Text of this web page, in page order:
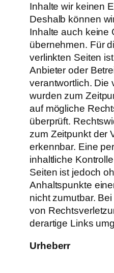
Inhalte wir keinen
Deshalb können
Inhalte auch keine
übernehmen. Für
verlinkten Seiten
Anbieter oder
verantwortlich. Die
wurden zum
auf mögliche
überprüft.
zum Zeitpunkt der
erkennbar. Eine
inhaltliche
Seiten ist jedoch
Anhaltspunkte
nicht zumutbar.
von
derartige Links
Urheberr